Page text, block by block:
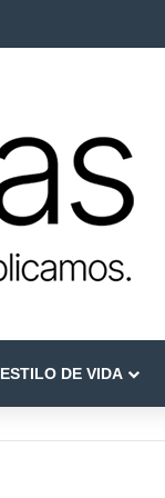
ESTILO DE VIDA